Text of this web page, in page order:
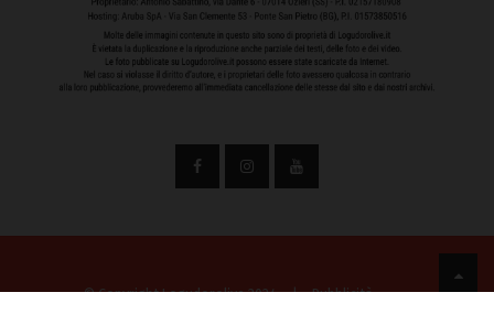
© Copyright Logudorolive 2024 | Pubblicità